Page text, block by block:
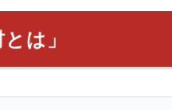
は」